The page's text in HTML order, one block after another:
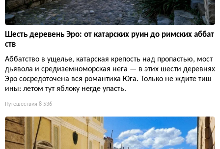
Шесть деревень Эро: от катарских руин до римских аббат
ств
Аббатство в ущелье, катарская крепость над пропастью, мост
дьявола и средиземноморская нега — в этих шести деревнях
Эро сосредоточена вся романтика Юга. Только не ждите тиш
ины: летом тут яблоку негде упасть.
Путешествия 8 536